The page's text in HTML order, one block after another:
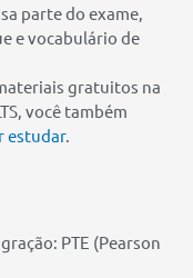
parte do exame,
e vocabulário de
gratuitos na
você também
estudar.
PTE (Pearson